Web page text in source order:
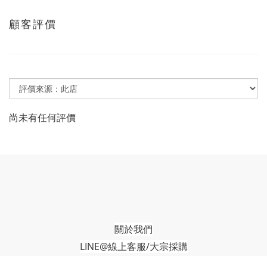
顧客評價
尚未有任何評價
關於我們
LINE@線上客服/大宗採購